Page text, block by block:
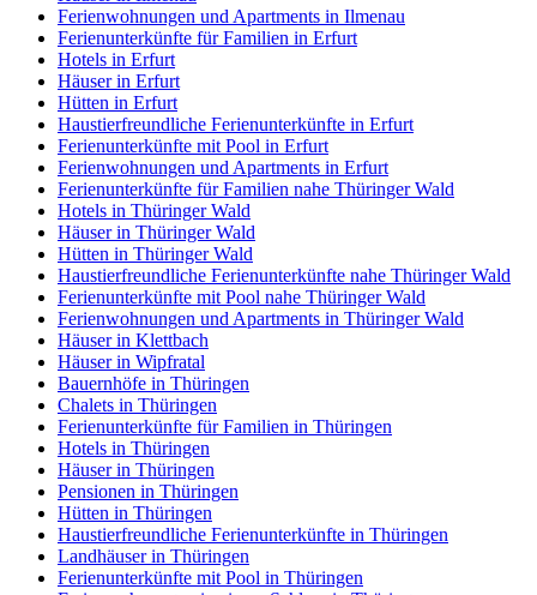
Ferienwohnungen und Apartments in Ilmenau
Ferienunterkünfte für Familien in Erfurt
Hotels in Erfurt
Häuser in Erfurt
Hütten in Erfurt
Haustierfreundliche Ferienunterkünfte in Erfurt
Ferienunterkünfte mit Pool in Erfurt
Ferienwohnungen und Apartments in Erfurt
Ferienunterkünfte für Familien nahe Thüringer Wald
Hotels in Thüringer Wald
Häuser in Thüringer Wald
Hütten in Thüringer Wald
Haustierfreundliche Ferienunterkünfte nahe Thüringer Wald
Ferienunterkünfte mit Pool nahe Thüringer Wald
Ferienwohnungen und Apartments in Thüringer Wald
Häuser in Klettbach
Häuser in Wipfratal
Bauernhöfe in Thüringen
Chalets in Thüringen
Ferienunterkünfte für Familien in Thüringen
Hotels in Thüringen
Häuser in Thüringen
Pensionen in Thüringen
Hütten in Thüringen
Haustierfreundliche Ferienunterkünfte in Thüringen
Landhäuser in Thüringen
Ferienunterkünfte mit Pool in Thüringen